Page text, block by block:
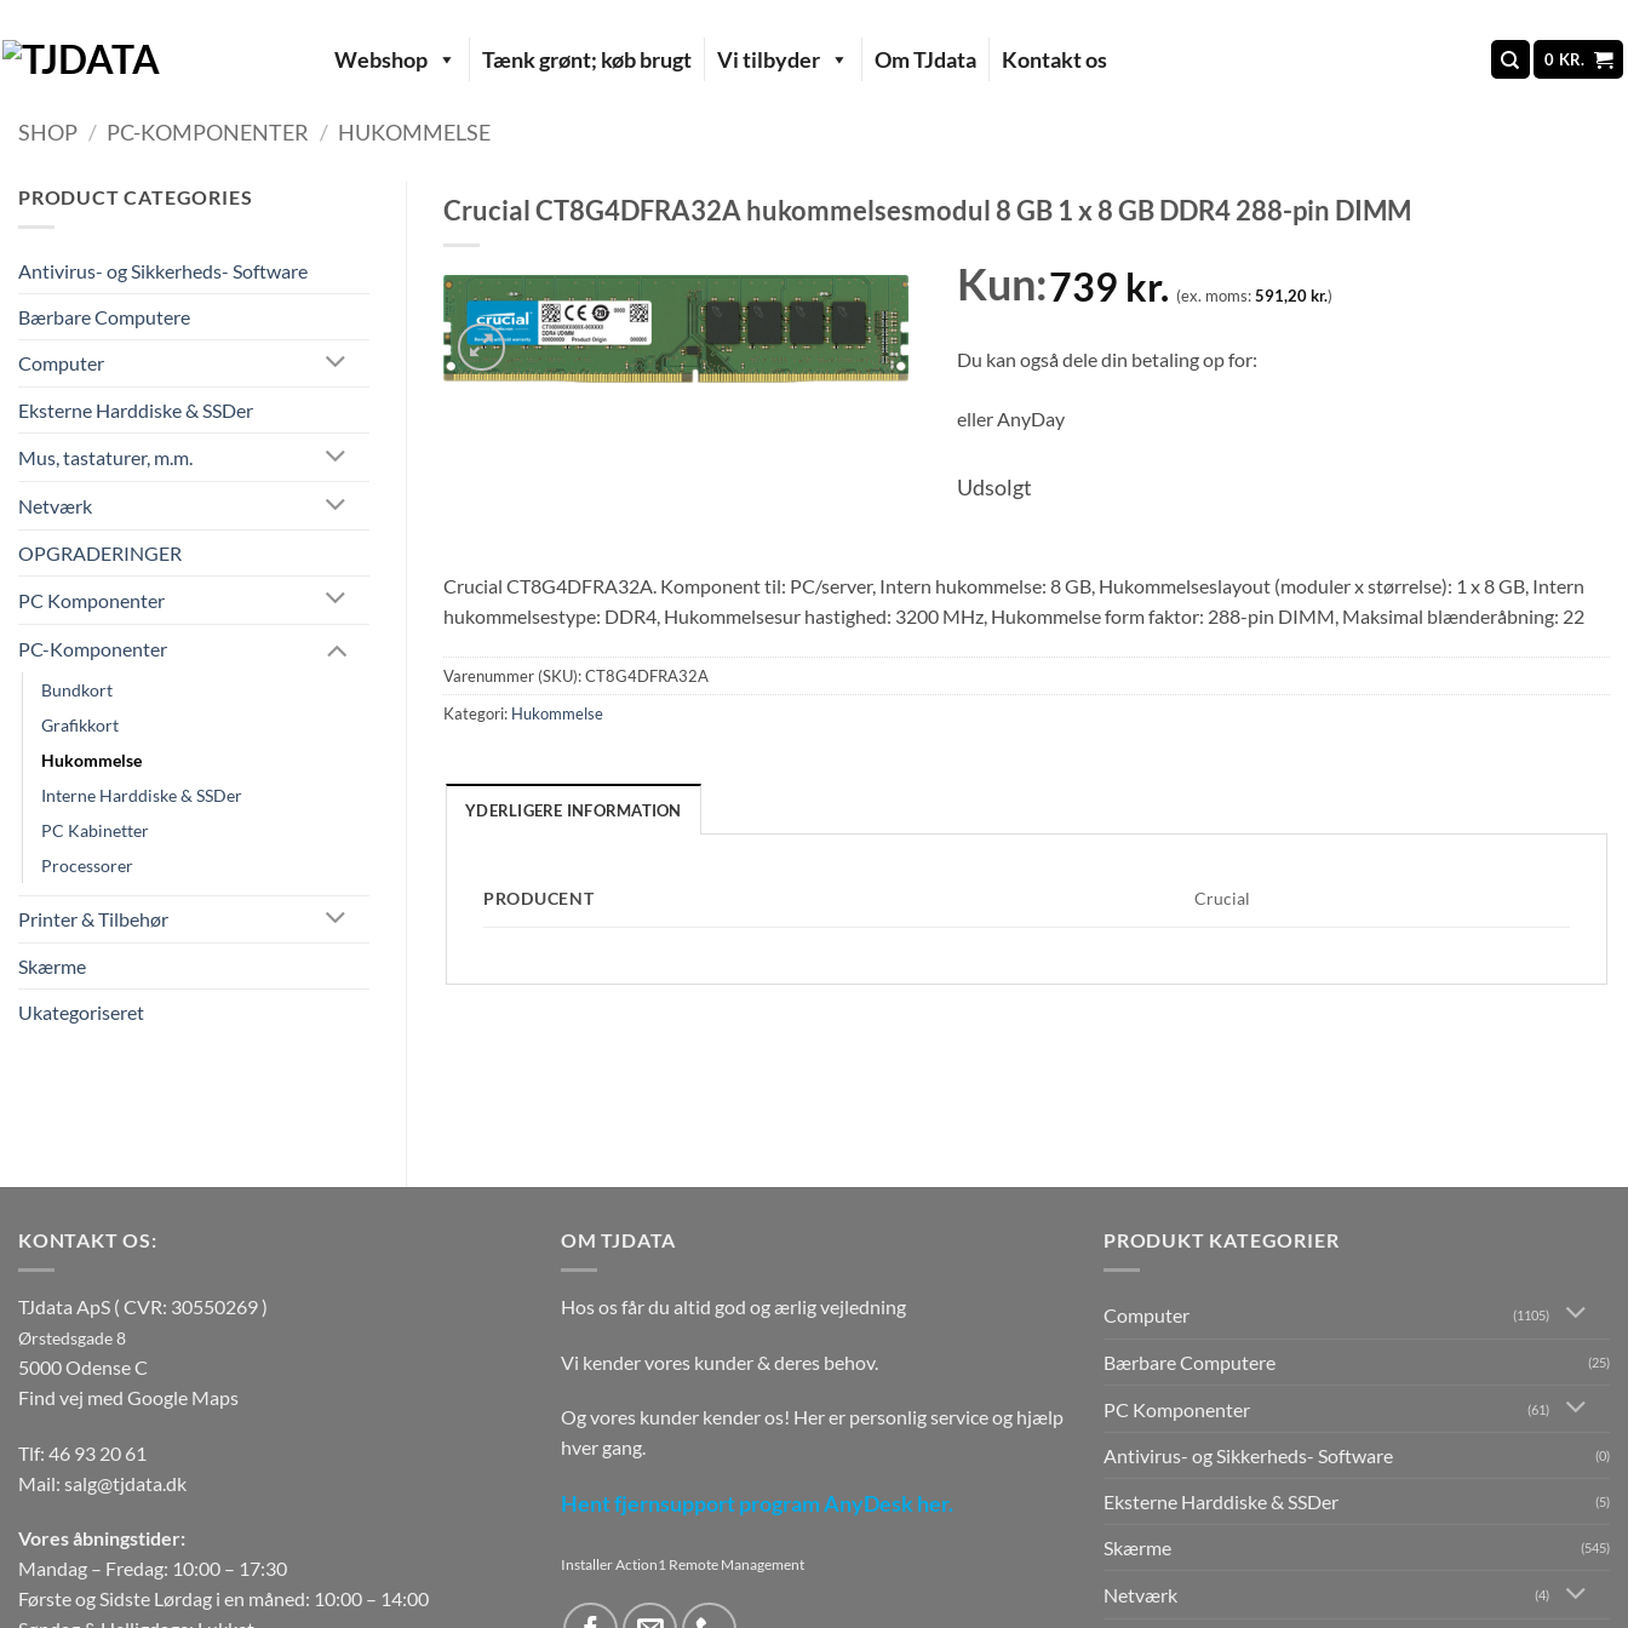
til
indhold
Webshop Tænk grønt; køb brugt Vi tilbyder Om TJdata Kontakt os 0 KR.
SHOP / PC-KOMPONENTER / HUKOMMELSE
PRODUCT CATEGORIES
Antivirus- og Sikkerheds- Software
Bærbare Computere
Computer
Eksterne Harddiske & SSDer
Mus, tastaturer, m.m.
Netværk
OPGRADERINGER
PC Komponenter
PC-Komponenter
Bundkort
Grafikkort
Hukommelse
Interne Harddiske & SSDer
PC Kabinetter
Processorer
Printer & Tilbehør
Skærme
Ukategoriseret
Crucial CT8G4DFRA32A hukommelsesmodul 8 GB 1 x 8 GB DDR4 288-pin DIMM
Kun:739 kr. (ex. moms:591,20kr.)
Du kan også dele din betaling op for:
ellerAnyDay
Udsolgt
Crucial CT8G4DFRA32A. Komponent til: PC/server, Intern hukommelse: 8 GB, Hukommelseslayout (moduler x størrelse): 1 x 8 GB, Intern
hukommelsestype: DDR4, Hukommelsesur hastighed: 3200 MHz, Hukommelse form faktor: 288-pin DIMM, Maksimal blænderåbning: 22
Varenummer (SKU):CT8G4DFRA32A
Kategori: Hukommelse
YDERLIGERE INFORMATION
PRODUCENT Crucial
KONTAKT OS:
TJdata ApS ( CVR: 30550269 )
Ørstedsgade 8
5000 Odense C
Find vej med Google Maps
Tlf: 46 93 20 61
Mail: salg@tjdata.dk
Vores åbningstider:
Mandag – Fredag: 10:00 – 17:30
Første og Sidste Lørdag i en måned: 10:00 – 14:00
OM TJDATA
Hos os får du altid god og ærlig vejledning
Vi kender vores kunder & deres behov.
Og vores kunder kender os! Her er personlig service og hjælp
hver gang.
Hent fjernsupport program AnyDesk her.
Installer Action1 Remote Management
PRODUKT KATEGORIER
Computer (1105)
Bærbare Computere (25)
PC Komponenter (61)
Antivirus- og Sikkerheds- Software (0)
Eksterne Harddiske & SSDer (5)
Skærme (545)
Netværk (4)